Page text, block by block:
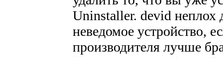
Uninstaller. devid неплох
неведомое устройство,
производителя лучше